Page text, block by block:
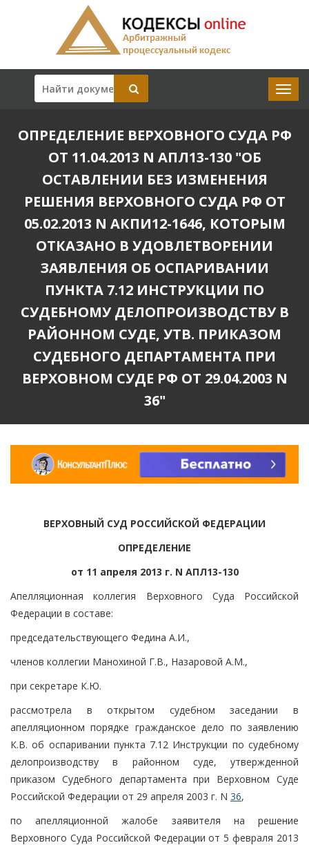
ОПРЕДЕЛЕНИЕ ВЕРХОВНОГО СУДА РФ
ОТ 11.04.2013 N АПЛ13-130 "ОБ
ОСТАВЛЕНИИ БЕЗ ИЗМЕНЕНИЯ
РЕШЕНИЯ ВЕРХОВНОГО СУДА РФ ОТ
05.02.2013 N АКПИ12-1646, КОТОРЫМ
ОТКАЗАНО В УДОВЛЕТВОРЕНИИ
ЗАЯВЛЕНИЯ ОБ ОСПАРИВАНИИ
ПУНКТА 7.12 ИНСТРУКЦИИ ПО
СУДЕБНОМУ ДЕЛОПРОИЗВОДСТВУ В
РАЙОННОМ СУДЕ, УТВ. ПРИКАЗОМ
СУДЕБНОГО ДЕПАРТАМЕНТА ПРИ
ВЕРХОВНОМ СУДЕ РФ ОТ 29.04.2003 N
36"
ВЕРХОВНЫЙ СУД РОССИЙСКОЙ ФЕДЕРАЦИИ
ОПРЕДЕЛЕНИЕ
от 11 апреля 2013 г. N АПЛ13-130
Апелляционная коллегия Верховного Суда Российской
Федерации в составе:
председательствующего Федина А.И.,
членов коллегии Манохиной Г.В., Назаровой А.М.,
при секретаре К.Ю.
рассмотрела в открытом судебном заседании в
апелляционном порядке гражданское дело по заявлению
К.В. об оспаривании пункта 7.12 Инструкции по судебному
делопроизводству в районном суде, утвержденной
приказом Судебного департамента при Верховном Суде
Российской Федерации от 29 апреля 2003 г. N 36,
по апелляционной жалобе заявителя на решение
Верховного Суда Российской Федерации от 5 февраля 2013